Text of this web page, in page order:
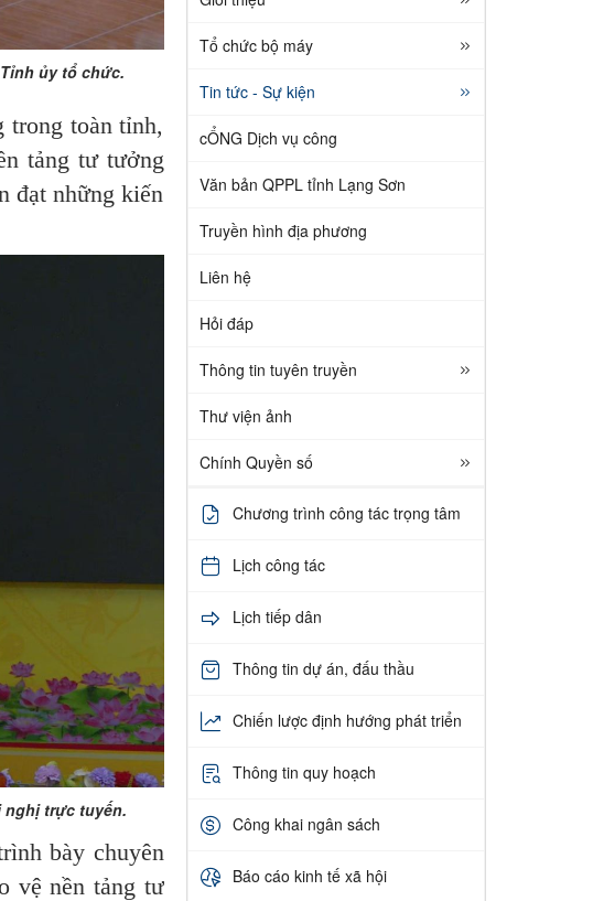
ủy tổ chức.
toàn tỉnh,
tảng tư tưởng
đạt những kiến
nghị trực tuyến.
bày chuyên
vệ nền tảng tư
Tổ chức bộ máy
Tin tức - Sự kiện
cỔNG Dịch vụ công
Văn bản QPPL tỉnh Lạng Sơn
Truyền hình địa phương
Liên hệ
Hỏi đáp
Thông tin tuyên truyền
Thư viện ảnh
Chính Quyền số
Chương trình công tác trọng tâm
Lịch công tác
Lịch tiếp dân
Thông tin dự án, đấu thầu
Chiến lược định hướng phát triển
Thông tin quy hoạch
Công khai ngân sách
Báo cáo kinh tế xã hội